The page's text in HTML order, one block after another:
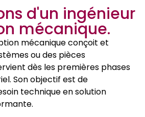
d'un ingénieur
mécanique.
mécanique conçoit et
ou des pièces
dès les premières phases
Son objectif est de
technique en solution